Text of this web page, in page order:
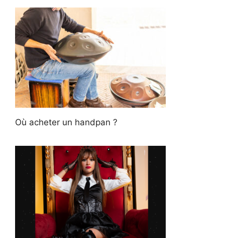
Où acheter un handpan ?